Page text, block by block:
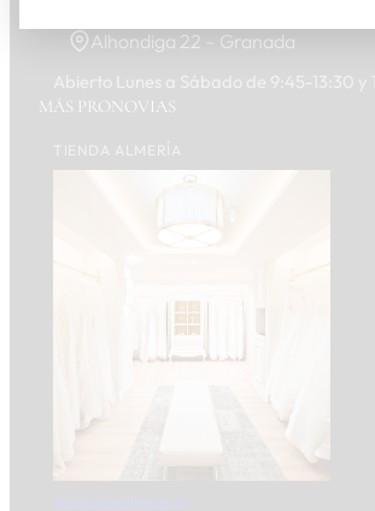
Alhondiga 22 – Granada
Abierto Lunes a Sábado de 9:45-13:30
MÁS PRONOVIAS
pronoviasalmeria.es